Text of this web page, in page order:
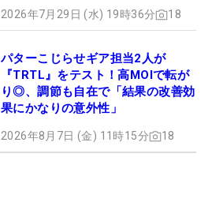
2026年7月29日 (水) 19時36分 18
パターこじらせギア担当2人が
『TRTL』をテスト！高MOIで転が
り◎、調節も自在で「結果の改善効
果にかなりの意外性」
2026年8月7日 (金) 11時15分 18